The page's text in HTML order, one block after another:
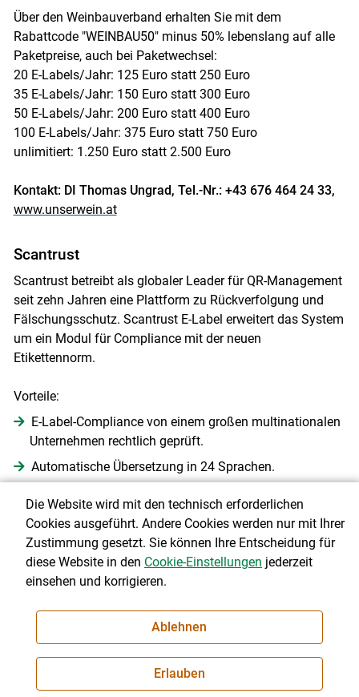
Über den Weinbauverband erhalten Sie mit dem
Rabattcode "WEINBAU50" minus 50% lebenslang auf alle
Paketpreise, auch bei Paketwechsel:
20 E-Labels/Jahr: 125 Euro statt 250 Euro
35 E-Labels/Jahr: 150 Euro statt 300 Euro
50 E-Labels/Jahr: 200 Euro statt 400 Euro
100 E-Labels/Jahr: 375 Euro statt 750 Euro
unlimitiert: 1.250 Euro statt 2.500 Euro
Kontakt: DI Thomas Ungrad, Tel.-Nr.: +43 676 464 24 33,
www.unserwein.at
Scantrust
Scantrust betreibt als globaler Leader für QR-Management
seit zehn Jahren eine Plattform zu Rückverfolgung und
Fälschungsschutz. Scantrust E-Label erweitert das System
um ein Modul für Compliance mit der neuen
Etikettennorm.
Vorteile:
E-Label-Compliance von einem großen multinationalen
Unternehmen rechtlich geprüft.
Automatische Übersetzung in 24 Sprachen.
zehn Jahren existiert - Stabilität und Sicherheit ist
garantiert.
Hohe Investitionen in die Benutzerfreundlichkeit und
Unterstützung für länderspezifische Regelungen.
Spezielle Funktionen für Großbetriebe: Nutzung von QR-
Codes für Marketing außerhalb von Europa; Massen-
Upload von E-Labels über Excel/CSV und Schnittstellen.
Die Website wird mit den technisch erforderlichen
Cookies ausgeführt. Andere Cookies werden nur mit Ihrer
Zustimmung gesetzt. Sie können Ihre Entscheidung für
diese Website in den Cookie-Einstellungen jederzeit
einsehen und korrigieren.
Ablehnen
Erlauben